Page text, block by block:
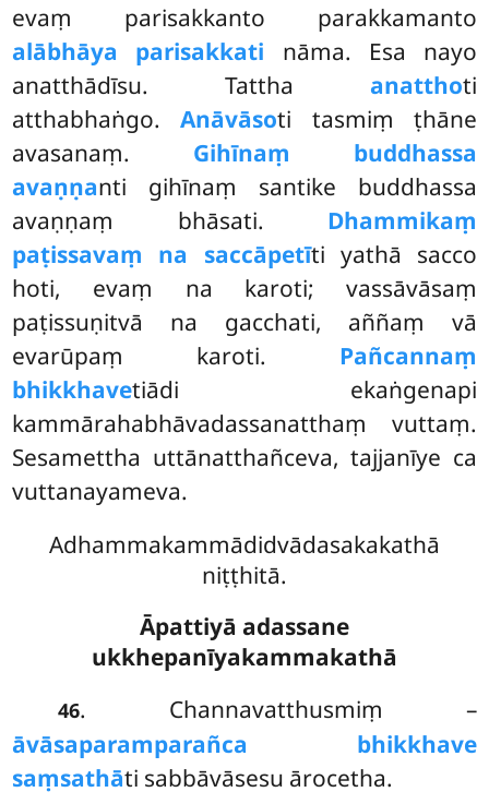
evaṃ parisakkanto parakkamanto
alābhāya parisakkati nāma. Esa nayo
anatthādīsu. Tattha anatthoti
atthabhaṅgo.Anāvāsoti tasmiṃ ṭhāne
avasanaṃ. Gihīnaṃ buddhassa
avaṇṇanti gihīnaṃ santike buddhassa
avaṇṇaṃ bhāsati. Dhammikaṃ
paṭissavaṃ na saccāpetīti yathā sacco
hoti, evaṃ na karoti; vassāvāsaṃ
paṭissuṇitvā na gacchati, aññaṃ vā
evarūpaṃ karoti. Pañcannaṃ
bhikkhavetiādi ekaṅgenapi
kammārahabhāvadassanatthaṃ vuttaṃ.
Sesamettha uttānatthañceva, tajjanīye ca
vuttanayameva.
Adhammakammādidvādasakakathā
niṭṭhitā.
Āpattiyā adassane
ukkhepanīyakammakathā
46. Channavatthusmiṃ –
āvāsaparamparañca bhikkhave
saṃsathāti sabbāvāsesu ārocetha.